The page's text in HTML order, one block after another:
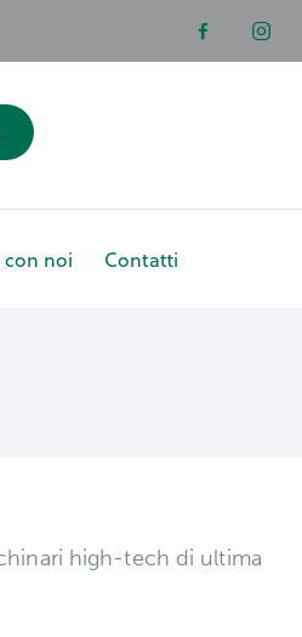
con noi Contatti
high-tech di ultima